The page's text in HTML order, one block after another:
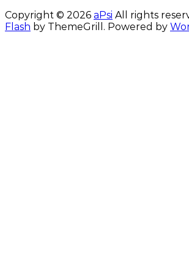
Copyright © 2026 aPsi All rights
Flash by ThemeGrill. Powered by